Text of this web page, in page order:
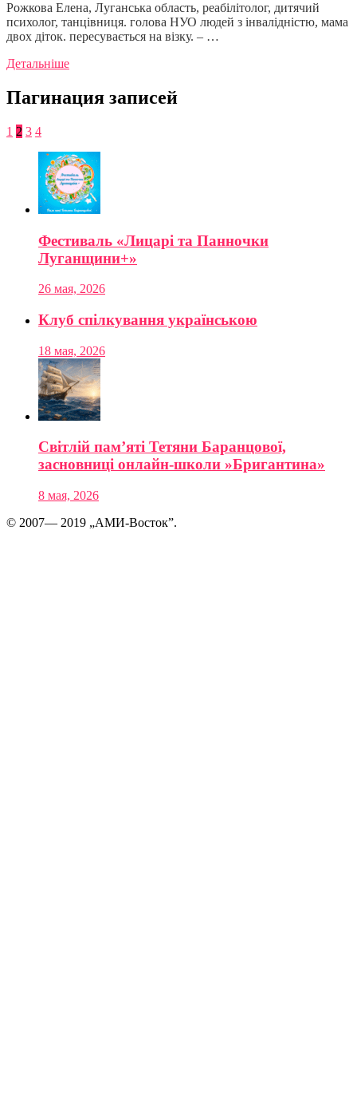
Рожкова Елена, Луганська область, реабілітолог, дитячий
психолог, танцівниця. голова НУО людей з інвалідністю, мама
двох діток. пересувається на візку. – …
Детальніше
Пагинация записей
1 2 3 4
Фестиваль «Лицарі та Панночки
Луганщини+»
26 мая, 2026
Клуб спілкування українською
18 мая, 2026
Світлій пам’яті Тетяни Баранцової,
засновниці онлайн-школи »Бригантина»
8 мая, 2026
© 2007— 2019 „АМИ-Восток”.